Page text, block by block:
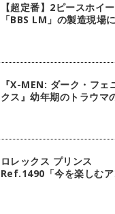
【超定番】2ピースホイ
「BBS LM」の製造現場
『X-MEN: ダーク・フェ
クス』幼年期のトラウマ
ロレックス プリンス
Ref.1490「今を楽しむア